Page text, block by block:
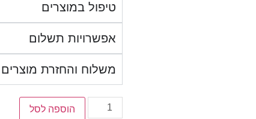
טיפול במוצרים
אפשרויות תשלום
משלוח והחזרת מוצרים
הוספה לסל